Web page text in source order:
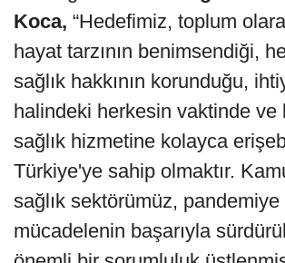
Koca, “Hedefimiz, toplum
hayat tarzının benimsendiği,
sağlık hakkının korunduğu,
halindeki herkesin vaktinde ve
sağlık hizmetine kolayca
Türkiye'ye sahip olmaktır.
sağlık sektörümüz, pandemiye
mücadelenin başarıyla